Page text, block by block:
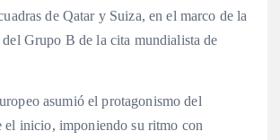
de Qatar y Suiza, en el marco de la
Grupo B de la cita mundialista de
asumió el protagonismo del
el inicio, imponiendo su ritmo con